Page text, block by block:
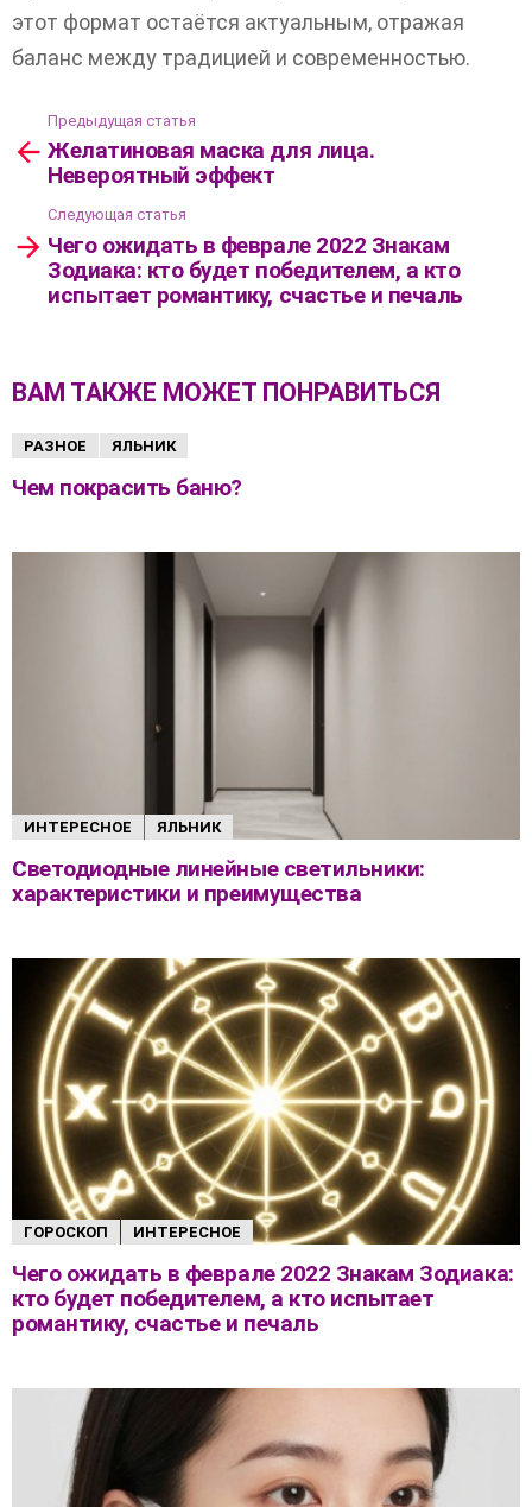
этот формат остаётся актуальным, отражая
баланс между традицией и современностью.
Посмотреть
больше
Предыдущая статья
Желатиновая маска для лица.
Невероятный эффект
Следующая статья
Чего ожидать в феврале 2022 Знакам
Зодиака: кто будет победителем, а кто
испытает романтику, счастье и печаль
ВАМ ТАКЖЕ МОЖЕТ ПОНРАВИТЬСЯ
РАЗНОЕ ЯЛЬНИК
Чем покрасить баню?
ИНТЕРЕСНОЕ ЯЛЬНИК
Светодиодные линейные светильники:
характеристики и преимущества
ГОРОСКОП ИНТЕРЕСНОЕ
Чего ожидать в феврале 2022 Знакам Зодиака:
кто будет победителем, а кто испытает
романтику, счастье и печаль